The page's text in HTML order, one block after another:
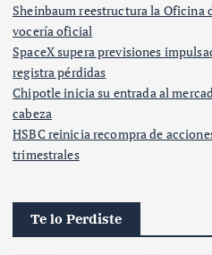
Sheinbaum reestructura la Oficina
vocería oficial
SpaceX supera previsiones
registra pérdidas
Chipotle inicia su entrada al
cabeza
HSBC reinicia recompra de
trimestrales
Te lo Perdiste